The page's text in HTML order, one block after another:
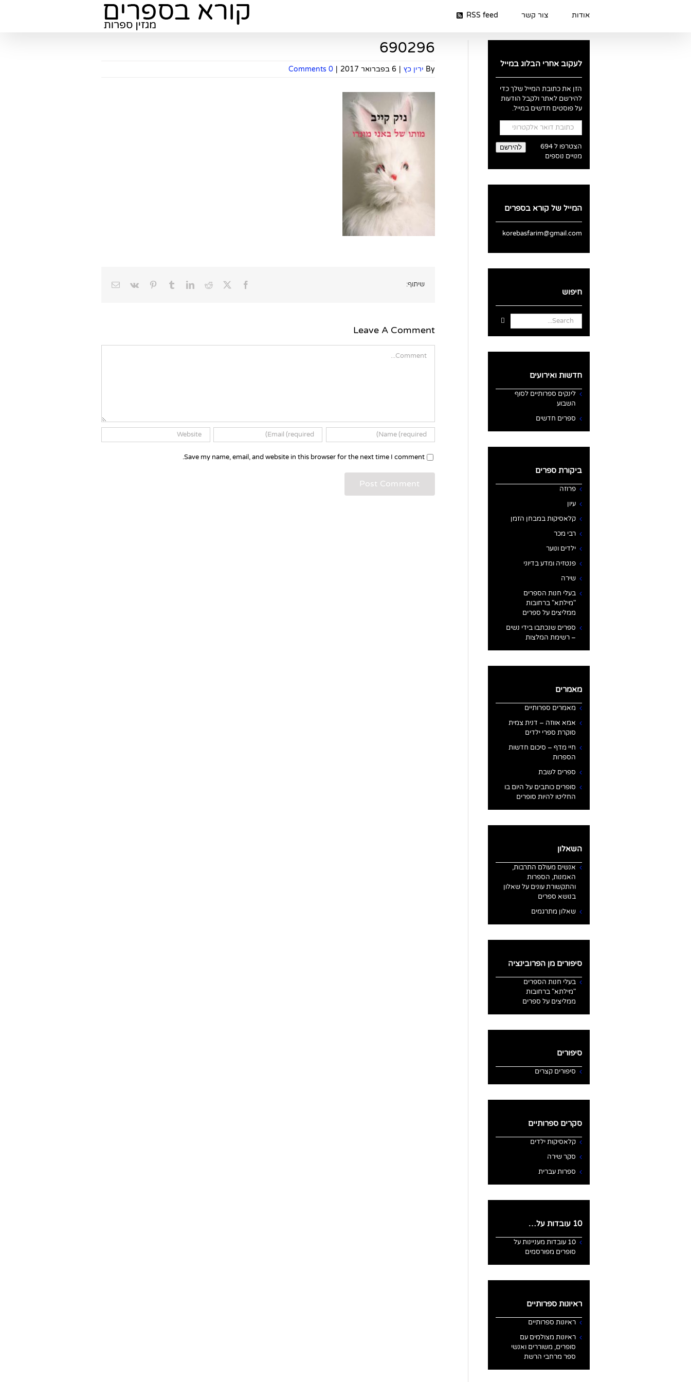
אודות צור קשר RSS feed
690296
By ירין כץ | 6 בפברואר 2017 |
0 Comments
שיתוף: Facebook
X
Reddit
LinkedIn
Tumblr
Pinterest
Vk
Email
Leave A Comment
Save my name, email, and website in this browser for the next time I comment.
לעקוב אחרי הבלוג במייל
הזן את כתובת המייל שלך כדי
להירשם לאתר ולקבל הודעות
על פוסטים חדשים במייל.
כתובת
דואר
אלקטרוני
להירשם
הצטרפו ל 694
מנויים נוספים
המייל של קורא בספרים
korebasfarim@gmail.com
חיפוש
Search
for:
חדשות ואירועים
לינקים ספרותיים לסוף
השבוע
ספרים חדשים
ביקורת ספרים
פרוזה
עיון
קלאסיקות במבחן הזמן
רבי מכר
ילדים ונוער
פנטזיה ומדע בדיוני
שירה
בעלי חנות הספרים
"מילתא" ברחובות
ממליצים על ספרים
ספרים שנכתבו בידי נשים
– רשימת המלצות
מאמרים
מאמרים ספרותיים
אמא אווזה – דנית צמית
סוקרת ספרי ילדים
חיי מדף – סיכום חדשות
הספרות
ספרים לשבת
סופרים כותבים על היום בו
החליטו להיות סופרים
השאלון
אנשים מעולם התרבות,
האמנות, הספרות
והתקשורת עונים על שאלון
בנושא ספרים
שאלון מתרגמים
סיפורים מן הפרובינציה
בעלי חנות הספרים
"מילתא" ברחובות
ממליצים על ספרים
סיפורים
סיפורים קצרים
סקרים ספרותיים
קלאסיקות ילדים
סקר שירה
ספרות עברית
10 עובדות על…
10 עובדות מעניינות על
סופרים מפורסמים
ראיונות ספרותיים
ראיונות ספרותיים
ראיונות מצולמים עם
סופרים, משוררים ואנשי
ספר מרחבי הרשת